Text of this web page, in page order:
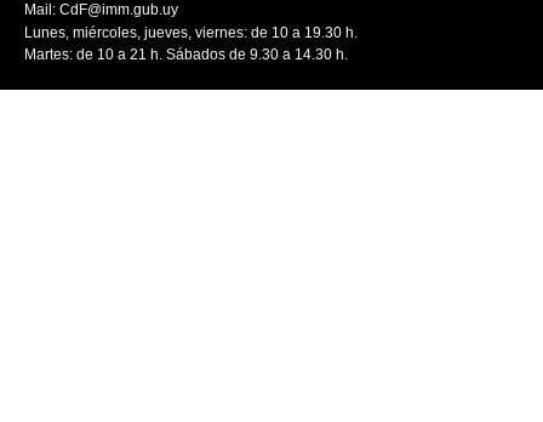
Mail: CdF@imm.gub.uy
Lunes, miércoles, jueves, viernes: de 10 a 19.30 h.
Martes: de 10 a 21 h. Sábados de 9.30 a 14.30 h.